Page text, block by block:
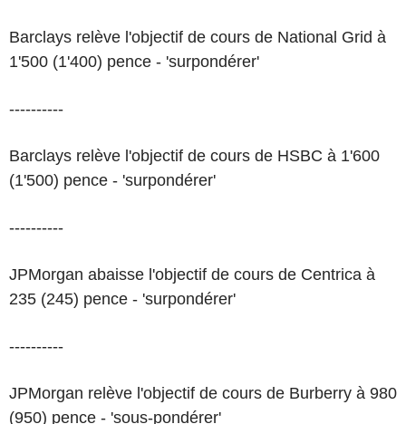
Barclays relève l'objectif de cours de National Grid à
1'500 (1'400) pence - 'surpondérer'
----------
Barclays relève l'objectif de cours de HSBC à 1'600
(1'500) pence - 'surpondérer'
----------
JPMorgan abaisse l'objectif de cours de Centrica à
235 (245) pence - 'surpondérer'
----------
JPMorgan relève l'objectif de cours de Burberry à 980
(950) pence - 'sous-pondérer'